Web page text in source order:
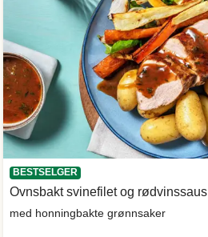
BESTSELGER
Ovnsbakt svinefilet og rødvinssaus
med honningbakte grønnsaker